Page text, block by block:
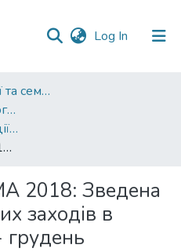
Log In (current)
012. Конференції та семінари НаУКМА
Дні науки Національного університету "Києво-Могилянська академія"
Програми та презентації Днів науки Національного університету "Києво-Могилянська академія"
Дні науки НаУКМА 2018: Зведена програма наукових заходів в НаУКМА: січень - грудень
2018: Зведена
заходів в